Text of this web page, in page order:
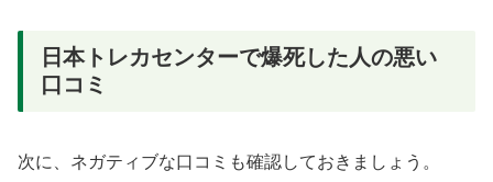
日本トレカセンターで爆死した人の悪い
口コミ
次に、ネガティブな口コミも確認しておきましょう。